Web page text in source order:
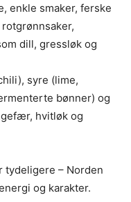
enkle smaker, ferske
dill, gressløk og
syre (lime,
bønner) og
hvitløk og
tydeligere – Norden
og karakter.